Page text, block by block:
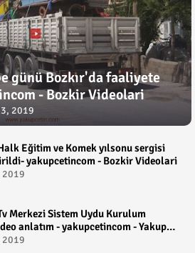
günü Bozkır'da faaliyete
- Bozkir Videolari
2019
Eğitim ve Komek yılsonu sergisi
yakupcetincom - Bozkir Videolari
2019
Merkezi Sistem Uydu Kurulum
anlatım - yakupcetincom - Yakup
2019